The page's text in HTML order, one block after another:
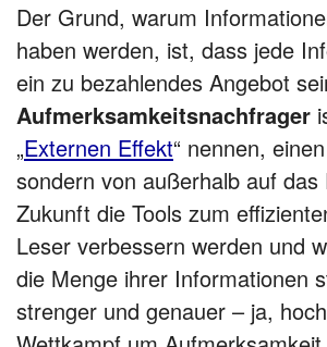
Der Grund, warum
haben werden, ist, dass jede
ein zu bezahlendes Angebot
Aufmerksamkeitsnachfrager
„Externen Effekt“ nennen,
sondern von außerhalb auf
Zukunft die Tools zum
Leser verbessern werden und
die Menge ihrer Informationen
strenger und genauer – ja,